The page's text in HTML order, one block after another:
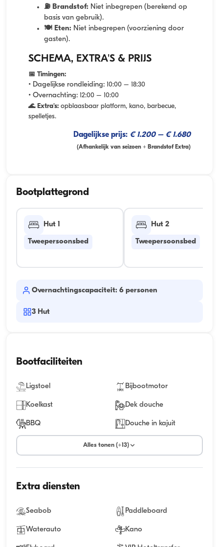
⛽ Brandstof: Niet inbegrepen (berekend op
basis van gebruik).
🍽️ Eten: Niet inbegrepen (voorziening door
gasten).
SCHEMA, EXTRA'S & PRIJS
📅 Timingen:
• Dagelijkse rondleiding: 10:00 – 18:30
• Overnachting: 12:00 – 10:00
🌊 Extra's: opblaasbaar platform, kano, barbecue,
spelletjes.
Dagelijkse prijs: € 1.200 – € 1.680
(Afhankelijk van seizoen + Brandstof Extra)
Bootplattegrond
Hut 1
Tweepersoonsbed
Hut 2
Tweepersoonsbed
Overnachtingscapaciteit: 6 personen
3 Hut
Bootfaciliteiten
Ligstoel Bijbootmotor
Koelkast Dek douche
BBQ Douche in kajuit
Alles tonen (+13)
Extra diensten
Seabob Paddleboard
Waterauto Kano